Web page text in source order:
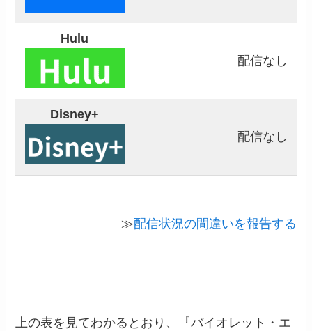
Hulu
配信なし
Disney+
配信なし
≫配信状況の間違いを報告する
上の表を見てわかるとおり、『バイオレット・エ